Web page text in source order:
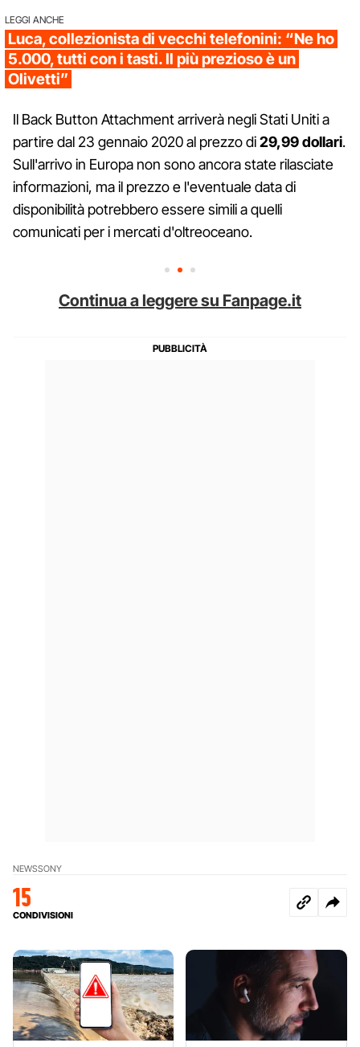
LEGGI ANCHE
Luca, collezionista di vecchi telefonini: “Ne ho
5.000, tutti con i tasti. Il più prezioso è un
Olivetti”
Il Back Button Attachment arriverà negli Stati Uniti a
partire dal 23 gennaio 2020 al prezzo di29,99 dollari.
Sull'arrivo in Europa non sono ancora state rilasciate
informazioni, ma il prezzo e l'eventuale data di
disponibilità potrebbero essere simili a quelli
comunicati per i mercati d'oltreoceano.
Continua a leggere su Fanpage.it
NEWSSONY
15
CONDIVISIONI